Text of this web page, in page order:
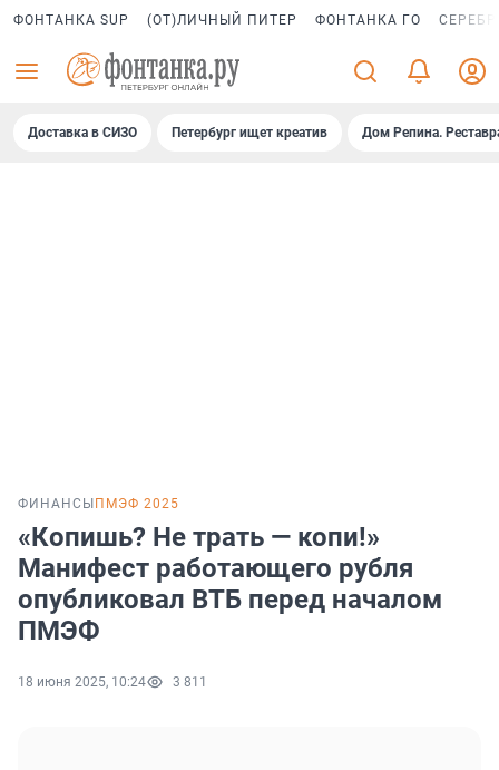
ФОНТАНКА SUP (ОТ)ЛИЧНЫЙ ПИТЕР ФОНТАНКА ГО
Доставка в СИЗО Петербург ищет креатив Дом Репина.
ФИНАНСЫ ПМЭФ 2025
«Копишь? Не трать — копи!»
Манифест работающего рубля
опубликовал ВТБ перед началом
ПМЭФ
18 июня 2025, 10:24 3 811